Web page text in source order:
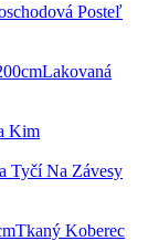
Posteľ
Lakovaná
Kim
Tyčí Na Závesy
Tkaný Koberec